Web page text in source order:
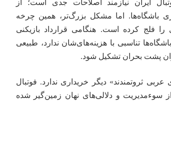
ایران نیازمند اصلاحات جدی است؛ از
باشگاه‌ها. اما مشکل بزرگ‌تر، همین چرخه
فلج کرده است. هنگامی قرارداد بازیکنی
تناسبی با هزینه‌های‌شان ندارد، طبیعی
پشت بحران تشکیل شود.
عربی ثروتمندند» دیگر خریداری ندارد. فوتبال
سوءمدیریت و دلالی‌های نهان زمین‌گیر شده